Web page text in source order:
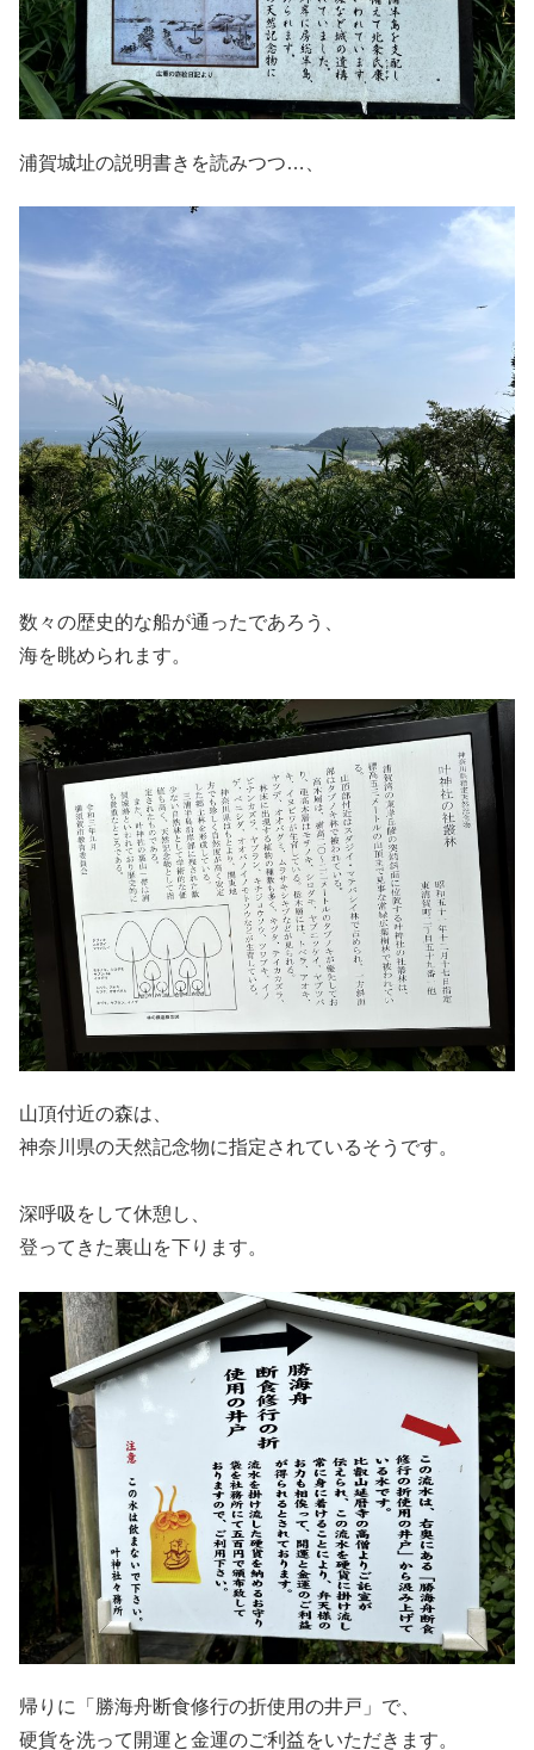
浦賀城址の説明書きを読みつつ…、
数々の歴史的な船が通ったであろう、
海を眺められます。
山頂付近の森は、
神奈川県の天然記念物に指定されているそうです。
深呼吸をして休憩し、
登ってきた裏山を下ります。
帰りに「勝海舟断食修行の折使用の井戸」で、
硬貨を洗って開運と金運のご利益をいただきます。